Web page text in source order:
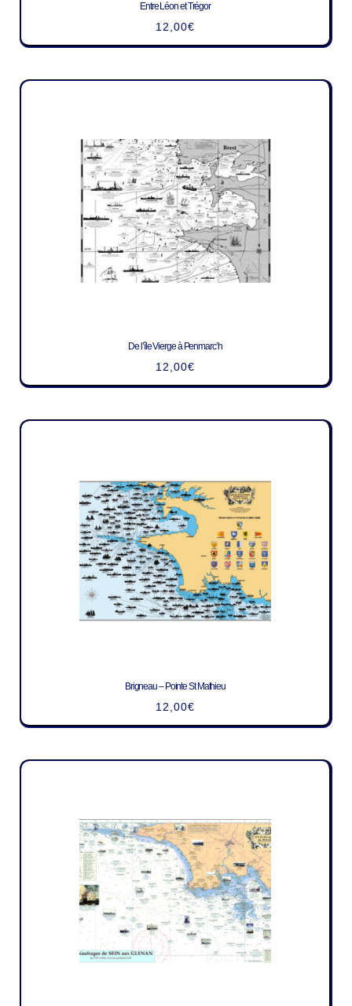
Entre Léon et Trégor
12,00€
De l’île Vierge à Penmarc’h
12,00€
Brigneau – Pointe St Mathieu
12,00€